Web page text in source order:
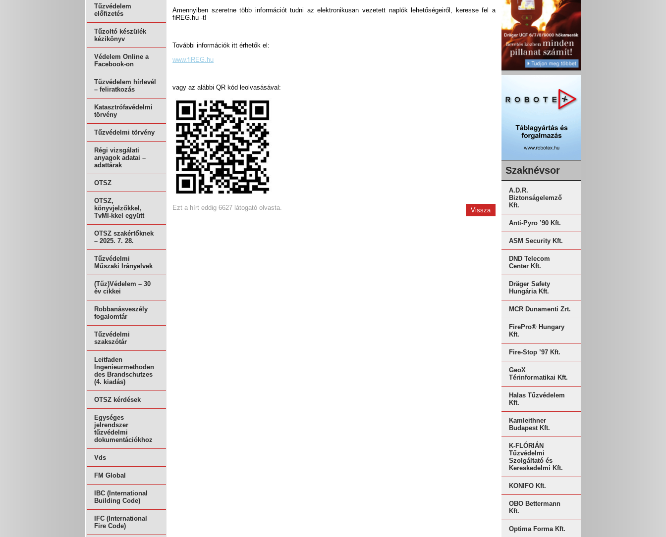
Tűzvédelem
előfizetés
Tűzoltó készülék
kézikönyv
Védelem Online a
Facebook-on
Tűzvédelem hírlevél
– feliratkozás
Katasztrófavédelmi
törvény
Tűzvédelmi törvény
Régi vizsgálati
anyagok adatai –
adattárak
OTSZ
OTSZ,
könyvjelzőkkel,
TvMI-kkel együtt
OTSZ szakértőknek
– 2025. 7. 28.
Tűzvédelmi
Műszaki Irányelvek
(Tűz)Védelem – 30
év cikkei
Robbanásveszély
fogalomtár
Tűzvédelmi
szakszótár
Leitfaden
Ingenieurmethoden
des Brandschutzes
(4. kiadás)
OTSZ kérdések
Egységes
jelrendszer
tűzvédelmi
dokumentációkhoz
Vds
FM Global
IBC (International
Building Code)
IFC (International
Fire Code)
Amennyiben szeretne több információt tudni az elektronikusan vezetett naplók lehetőségeiről, keresse fel a
fiREG.hu -t!
További információk itt érhetők el:
www.fiREG.hu
vagy az alábbi QR kód leolvasásával:
Vissza
Ezt a hírt eddig 6627 látogató olvasta.
Szaknévsor
A.D.R.
Biztonságelemző
Kft.
Anti-Pyro ’90 Kft.
ASM Security Kft.
DND Telecom
Center Kft.
Dräger Safety
Hungária Kft.
MCR Dunamenti Zrt.
FirePro® Hungary
Kft.
Fire-Stop ’97 Kft.
GeoX
Térinformatikai Kft.
Halas Tűzvédelem
Kft.
Kamleithner
Budapest Kft.
K-FLÓRIÁN
Tűzvédelmi
Szolgáltató és
Kereskedelmi Kft.
KONIFO Kft.
OBO Bettermann
Kft.
Optima Forma Kft.